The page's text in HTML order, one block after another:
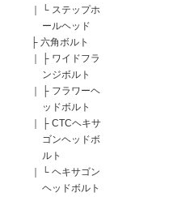
｜
└ ステップホ
ールヘッド
├ 六角ボルト
｜
├ ワイドフラ
ンジボルト
｜
├ フラワーヘ
ッドボルト
｜
├ CTCヘキサ
ゴンヘッドボ
ルト
｜
└ ヘキサゴン
ヘッドボルト